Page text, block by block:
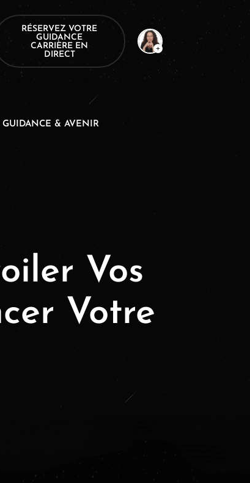
RÉSERVEZ VOTRE
GUIDANCE
CARRIÈRE EN
DIRECT
GUIDANCE & AVENIR
Vos
Votre